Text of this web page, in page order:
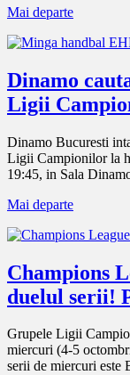
Mai departe
Dinamo
Ligii
Dinamo Bucuresti
Ligii Campionilor la
19:45, in Sala
Mai departe
Champions
duelul serii!
Grupele Ligii
miercuri (4-5
serii de miercuri este